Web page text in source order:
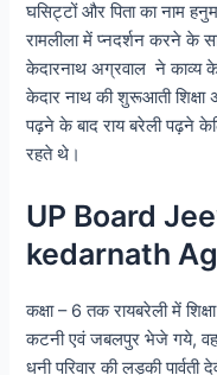
घसिट्टों और पिता का नाम
रामलीला में प्नदर्शन करने के
केदारनाथ अग्रवाल ने काव्य
केदार नाथ की शुरूआती
पढ़ने के बाद राय बरेली पढ़ने
रहते थे।
UP Board
kedarnath
कक्षा – 6 तक रायबरेली में
कटनी एवं जबलपुर भेजे गये, वह
धनी परिवार की लड़की